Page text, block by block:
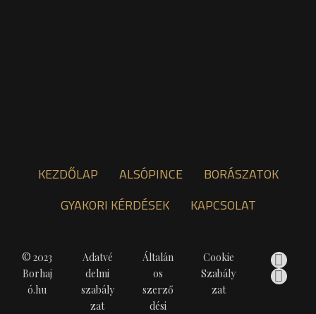
KEZDŐLAP ALSÓPINCE
BORÁSZATOK
GYAKORI KÉRDÉSEK
KAPCSOLAT
© 2023
Borhaj
ó.hu
Adatvé
delmi
szabály
zat
Általán
os
szerző
dési
Cookie
Szabály
zat